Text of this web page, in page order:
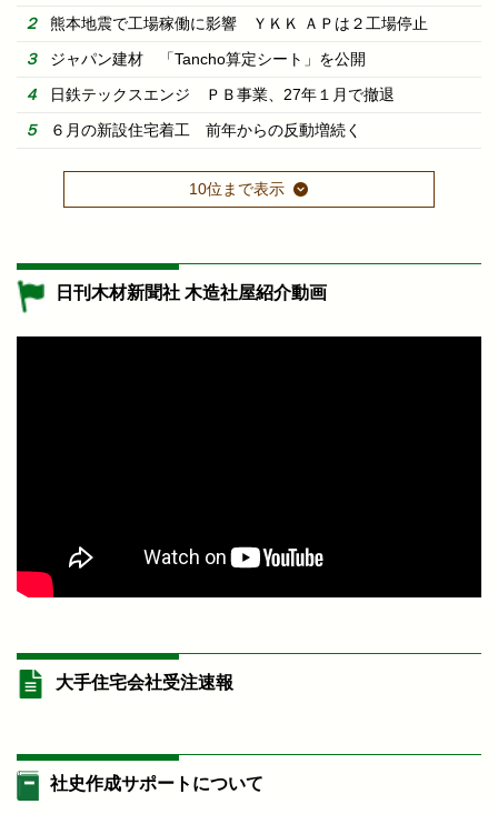
熊本地震で工場稼働に影響 ＹＫＫ ＡＰは２工場停止
ジャパン建材 「Tancho算定シート」を公開
日鉄テックスエンジ ＰＢ事業、27年１月で撤退
６月の新設住宅着工 前年からの反動増続く
10位まで表示
日刊木材新聞社 木造社屋紹介動画
大手住宅会社受注速報
社史作成サポートについて